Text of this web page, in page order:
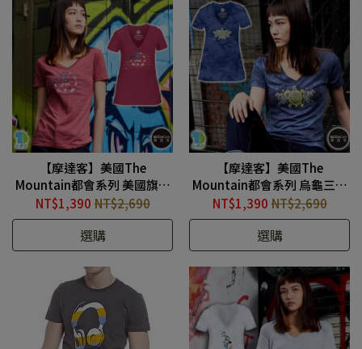
【摩達客】美國The
Mountain都會系列 美國旗和
平徽 V領藝術修身女版短袖T
恤 #TM210507004
NT$1,390 NT$2,690
選購
【摩達客】美國The
Mountain都會系列 烏龜三重
奏 V領藝術修身女版短袖T恤
#TM210507003
NT$1,390 NT$2,690
選購